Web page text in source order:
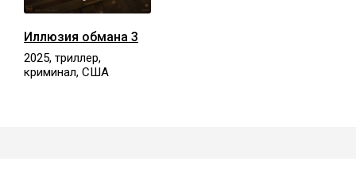
Иллюзия обмана 3
2025, триллер,
криминал, США